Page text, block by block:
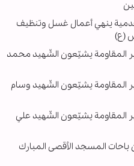
ينهي أعمال غسل وتنظيف
(ع)
المقاومة يشيّعون الشّهيد محمد
المقاومة يشيّعون الشّهيد وسام
المقاومة يشيّعون الشّهيد علي
المسجد الأقصى المبارك